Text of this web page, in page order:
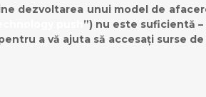
dezvoltarea unui model de
”) nu este suficientă
a vă ajuta să accesați surse